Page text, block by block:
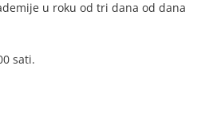
u roku od tri dana od dana
sati.